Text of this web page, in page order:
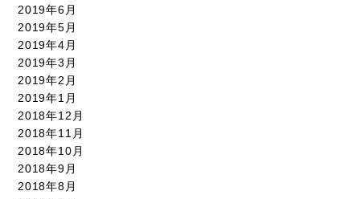
2019年6月
2019年5月
2019年4月
2019年3月
2019年2月
2019年1月
2018年12月
2018年11月
2018年10月
2018年9月
2018年8月